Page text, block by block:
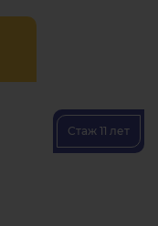
Стаж 11 лет